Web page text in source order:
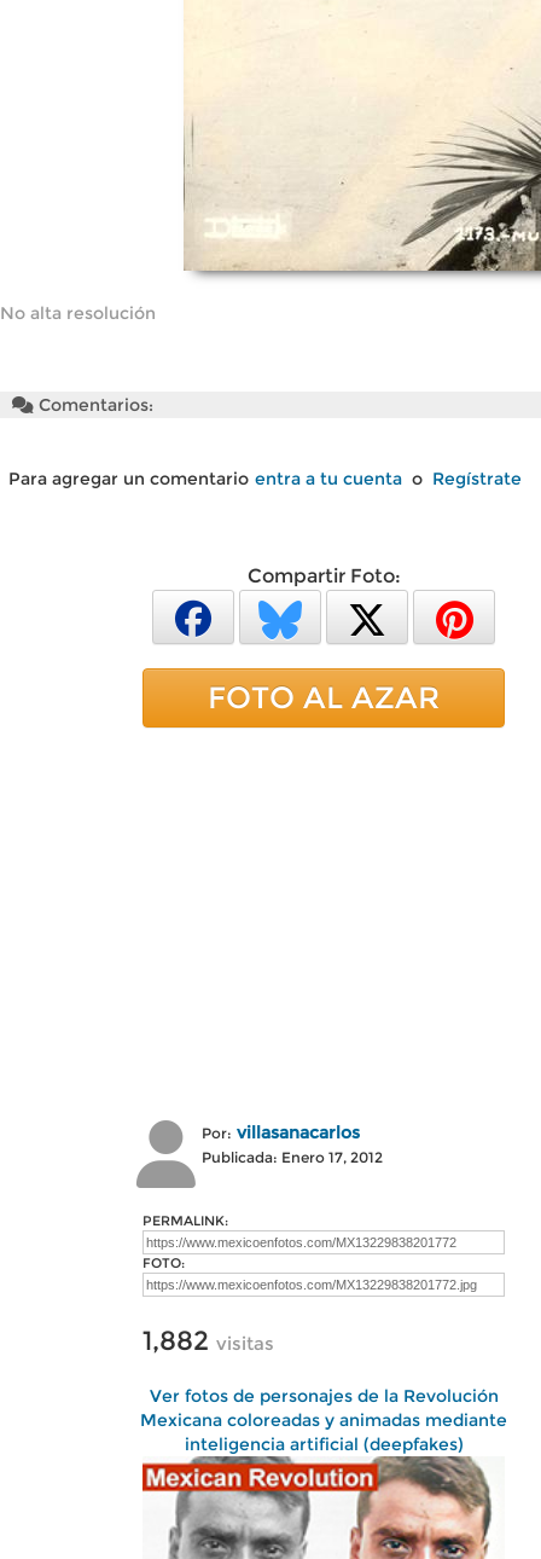
No alta resolución
Comentarios:
Para agregar un comentario entra a tu cuenta o Regístrate
Compartir Foto:
FOTO AL AZAR
Por: villasanacarlos
Publicada: Enero 17, 2012
PERMALINK:
FOTO:
1,882 visitas
Ver fotos de personajes de la Revolución
Mexicana coloreadas y animadas mediante
inteligencia artificial (deepfakes)